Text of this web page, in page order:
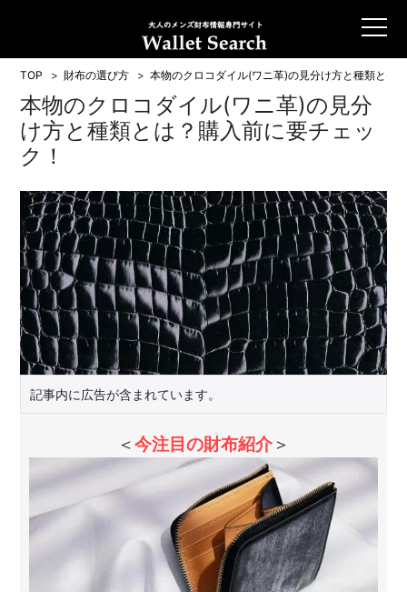
TOP 財布の選び方 本物のクロコダイル(ワニ革)の見分け方と種類とは
本物のクロコダイル(ワニ革)の見分
け方と種類とは？購入前に要チェッ
ク！
記事内に広告が含まれています。
＜ 今注目の財布紹介 ＞